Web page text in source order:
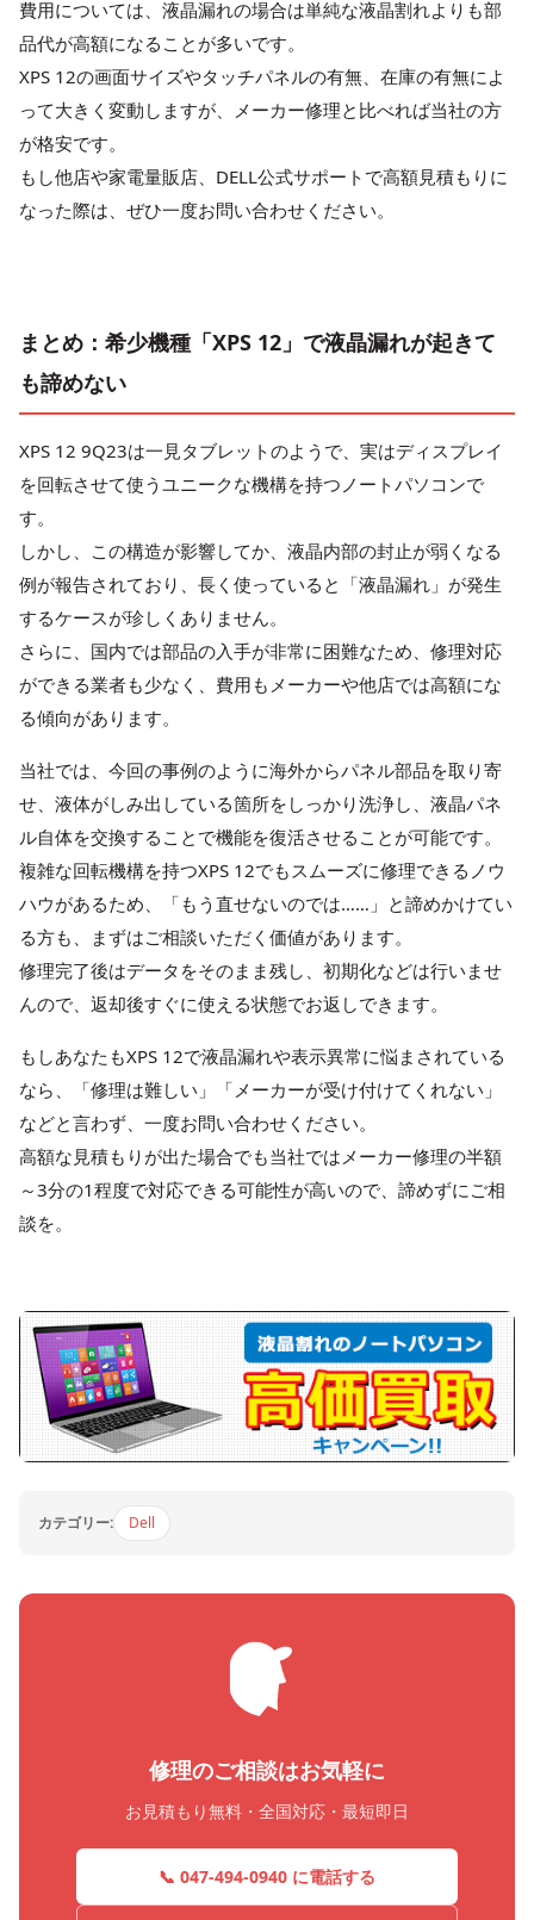
費用については、液晶漏れの場合は単純な液晶割れよりも部
品代が高額になることが多いです。
XPS 12の画面サイズやタッチパネルの有無、在庫の有無によ
って大きく変動しますが、メーカー修理と比べれば当社の方
が格安です。
もし他店や家電量販店、DELL公式サポートで高額見積もりに
なった際は、ぜひ一度お問い合わせください。
まとめ：希少機種「XPS 12」で液晶漏れが起きて
も諦めない
XPS 12 9Q23は一見タブレットのようで、実はディスプレイ
を回転させて使うユニークな機構を持つノートパソコンで
す。
しかし、この構造が影響してか、液晶内部の封止が弱くなる
例が報告されており、長く使っていると「液晶漏れ」が発生
するケースが珍しくありません。
さらに、国内では部品の入手が非常に困難なため、修理対応
ができる業者も少なく、費用もメーカーや他店では高額にな
る傾向があります。
当社では、今回の事例のように海外からパネル部品を取り寄
せ、液体がしみ出している箇所をしっかり洗浄し、液晶パネ
ル自体を交換することで機能を復活させることが可能です。
複雑な回転機構を持つXPS 12でもスムーズに修理できるノウ
ハウがあるため、「もう直せないのでは……」と諦めかけてい
る方も、まずはご相談いただく価値があります。
修理完了後はデータをそのまま残し、初期化などは行いませ
んので、返却後すぐに使える状態でお返しできます。
もしあなたもXPS 12で液晶漏れや表示異常に悩まされている
なら、「修理は難しい」「メーカーが受け付けてくれない」
などと言わず、一度お問い合わせください。
高額な見積もりが出た場合でも当社ではメーカー修理の半額
～3分の1程度で対応できる可能性が高いので、諦めずにご相
談を。
カテゴリー: Dell
修理のご相談はお気軽に
お見積もり無料・全国対応・最短即日
📞 047-494-0940 に電話する